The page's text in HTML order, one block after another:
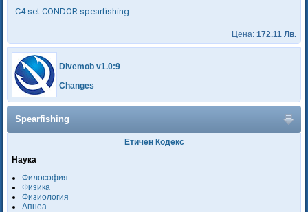
C4 set CONDOR spearfishing
Цена: 172.11 Лв.
Divemob v1.0:9
Changes
Spearfishing
Етичен Кодекс
Наука
Философия
Физика
Физиология
Апнеа